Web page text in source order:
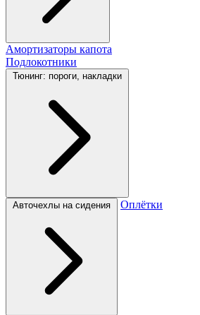
Амортизаторы капота
Подлокотники
Тюнинг: пороги, накладки
Авточехлы на сидения Оплётки